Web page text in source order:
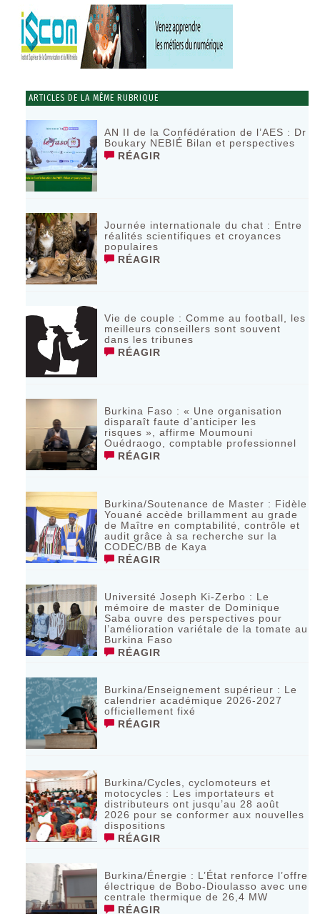
ARTICLES DE LA MÊME RUBRIQUE
AN II de la Confédération de l’AES : Dr
Boukary NEBIÉ Bilan et perspectives
RÉAGIR
Journée internationale du chat : Entre
réalités scientifiques et croyances
populaires
RÉAGIR
Vie de couple : Comme au football, les
meilleurs conseillers sont souvent
dans les tribunes
RÉAGIR
Burkina Faso : « Une organisation
disparaît faute d’anticiper les
risques », affirme Moumouni
Ouédraogo, comptable professionnel
RÉAGIR
Burkina/Soutenance de Master : Fidèle
Youané accède brillamment au grade
de Maître en comptabilité, contrôle et
audit grâce à sa recherche sur la
CODEC/BB de Kaya
RÉAGIR
Université Joseph Ki-Zerbo : Le
mémoire de master de Dominique
Saba ouvre des perspectives pour
l’amélioration variétale de la tomate au
Burkina Faso
RÉAGIR
Burkina/Enseignement supérieur : Le
calendrier académique 2026-2027
officiellement fixé
RÉAGIR
Burkina/Cycles, cyclomoteurs et
motocycles : Les importateurs et
distributeurs ont jusqu’au 28 août
2026 pour se conformer aux nouvelles
dispositions
RÉAGIR
Burkina/Énergie : L’État renforce l’offre
électrique de Bobo-Dioulasso avec une
centrale thermique de 26,4 MW
RÉAGIR